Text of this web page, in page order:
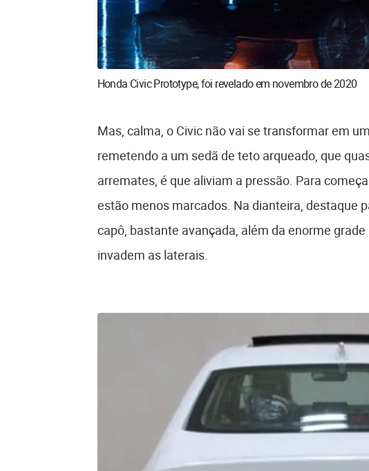
Honda Civic Prototype, foi revelado em novembro de 2020
Mas, calma, o Civic não vai se transformar em
remetendo a um sedã de teto arqueado, que
arremates, é que aliviam a pressão. Para
estão menos marcados. Na dianteira, destaque
capô, bastante avançada, além da enorme
invadem as laterais.